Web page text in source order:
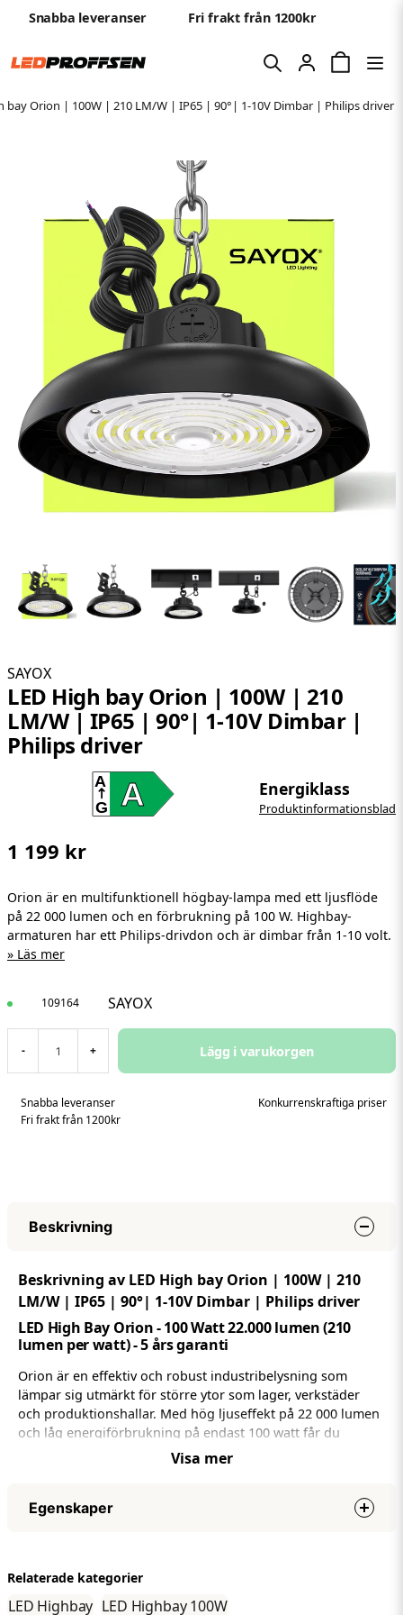
Snabba leveranser Fri frakt från 1200kr
bay Orion | 100W | 210 LM/W | IP65 | 90°| 1-10V Dimbar | Philips driver
SAYOX
LED High bay Orion | 100W | 210
LM/W | IP65 | 90°| 1-10V Dimbar |
Philips driver
A
A
G
Energiklass
Produktinformationsblad
1 199 kr
Orion är en multifunktionell högbay-lampa med ett ljusflöde
på 22 000 lumen och en förbrukning på 100 W. Highbay-
armaturen har ett Philips-drivdon och är dimbar från 1-10 volt.
Läs mer
109164 SAYOX
- + Lägg i varukorgen
Snabba leveranser
Konkurrenskraftiga priser
Fri frakt från 1200kr
Beskrivning
Beskrivning av LED High bay Orion | 100W | 210
LM/W | IP65 | 90°| 1-10V Dimbar | Philips driver
LED High Bay Orion - 100 Watt 22.000 lumen (210
lumen per watt) - 5 års garanti
Orion är en effektiv och robust industribelysning som
lämpar sig utmärkt för större ytor som lager, verkstäder
och produktionshallar. Med hög ljuseffekt på 22 000 lumen
och låg energiförbrukning på endast 100 watt får du
kraftfull belysning med god energieffektivitet.
inklusive drivrutin från Philips och pålitliga LED-chip, vilket
säkerställer stabil drift utan flimmer samt lång livslängd på
Den flexibla monteringen gör installationen enkel, och för
bästa resultat rekommenderas en höjd på cirka 6–8 meter.
Med en stöttålig konstruktion i IK09-klass klarar lampan
Visa mer
Egenskaper
Nätspänning (volt)
IP-klass
Relaterade kategorier
LED Highbay LED Highbay 100W